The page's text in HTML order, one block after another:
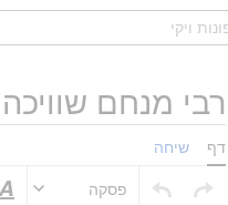
רבי מנחם שוויכה
דף שיחה
פסקה